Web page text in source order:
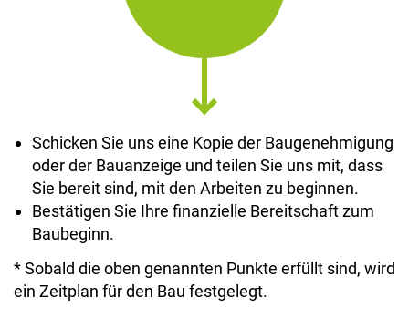
Schicken Sie uns eine Kopie der Baugenehmigung
oder der Bauanzeige und teilen Sie uns mit, dass
Sie bereit sind, mit den Arbeiten zu beginnen.
Bestätigen Sie Ihre finanzielle Bereitschaft zum
Baubeginn.
* Sobald die oben genannten Punkte erfüllt sind, wird
ein Zeitplan für den Bau festgelegt.